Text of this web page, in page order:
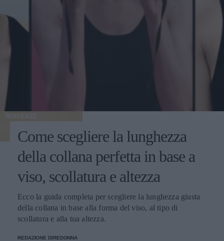
TENDENZE
Come scegliere la lunghezza
della collana perfetta in base a
viso, scollatura e altezza
Ecco la guida completa per scegliere la lunghezza giusta
della collana in base alla forma del viso, al tipo di
scollatura e alla tua altezza.
REDAZIONE DIREDONNA